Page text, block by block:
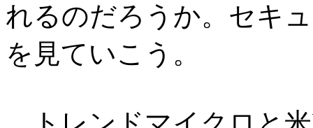
れるのだろうか。セキ
を見ていこう。